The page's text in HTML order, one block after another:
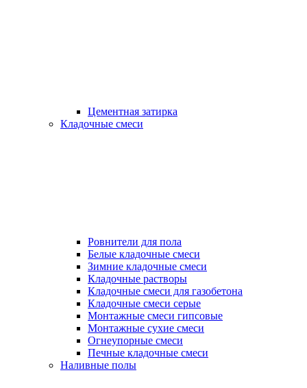
Цементная затирка
Кладочные смеси
Ровнители для пола
Белые кладочные смеси
Зимние кладочные смеси
Кладочные растворы
Кладочные смеси для газобетона
Кладочные смеси серые
Монтажные смеси гипсовые
Монтажные сухие смеси
Огнеупорные смеси
Печные кладочные смеси
Наливные полы